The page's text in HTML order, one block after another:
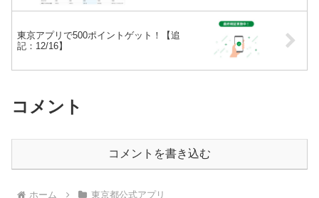
東京アプリで500ポイントゲット！【追
記：12/16】
コメント
コメントを書き込む
ホーム 東京都公式アプリ